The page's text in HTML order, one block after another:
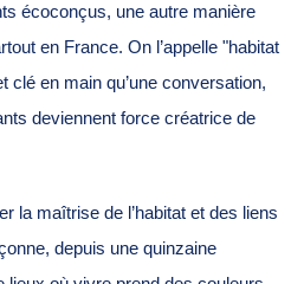
écoconçus, une autre manière
en France. On l’appelle "habitat
clé en main qu’une conversation,
deviennent force créatrice de
la maîtrise de l’habitat et des liens
depuis une quinzaine